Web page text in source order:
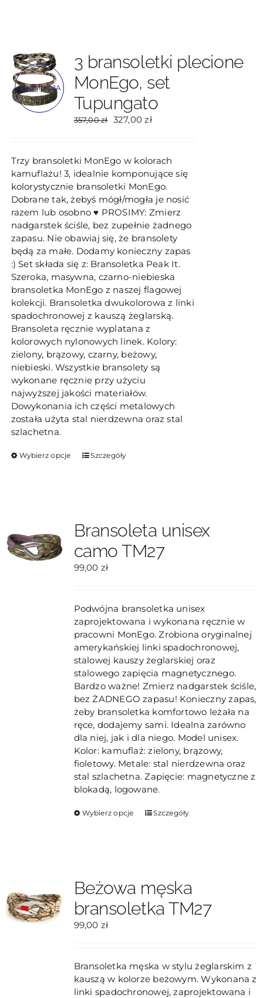
Opcje
można
wybrać
na
stronie
produktu
PROMOCJA
3 bransoletki plecione
MonEgo, set
Tupungato
357,00zł Pierwotna
357,00 zł.
327,00złAktualna
327,00 zł.
Trzy bransoletki MonEgo w kolorach
kamuflażu! 3, idealnie komponujące się
kolorystycznie bransoletki MonEgo.
Dobrane tak, żebyś mógł/mogła je nosić
razem lub osobno ♥ PROSIMY: Zmierz
nadgarstek ściśle, bez zupełnie żadnego
zapasu. Nie obawiaj się, że bransolety
będą za małe. Dodamy konieczny zapas
:) Set składa się z: Bransoletka Peak It.
Szeroka, masywna, czarno-niebieska
bransoletka MonEgo z naszej flagowej
kolekcji. Bransoletka dwukolorowa z linki
spadochronowej z kauszą żeglarską.
Bransoleta ręcznie wyplatana z
kolorowych nylonowych linek. Kolory:
zielony, brązowy, czarny, beżowy,
niebieski. Wszystkie bransolety są
wykonane ręcznie przy użyciu
najwyższej jakości materiałów.
Dowykonania ich części metalowych
została użyta stal nierdzewna oraz stal
szlachetna.
Wybierz opcje
Ten
można
wybrać
na
stronie
Szczegóły
Bransoleta unisex
camo TM27
99,00 zł
Podwójna bransoletka unisex
zaprojektowana i wykonana ręcznie w
pracowni MonEgo. Zrobiona oryginalnej
amerykańskiej linki spadochronowej,
stalowej kauszy żeglarskiej oraz
stalowego zapięcia magnetycznego.
Bardzo ważne! Zmierz nadgarstek ściśle,
bez ŻADNEGO zapasu! Konieczny zapas,
żeby bransoletka komfortowo leżała na
ręce, dodajemy sami. Idealna zarówno
dla niej, jak i dla niego. Model unisex.
Kolor: kamuflaż: zielony, brązowy,
fioletowy. Metale: stal nierdzewna oraz
stal szlachetna. Zapięcie: magnetyczne z
blokadą, logowane.
Wybierz opcje
Ten
można
wybrać
na
Szczegóły
Beżowa męska
bransoletka TM27
99,00 zł
Bransoletka męska w stylu żeglarskim z
kauszą w kolorze beżowym. Wykonana z
linki spadochronowej, zaprojektowana i